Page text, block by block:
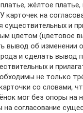
жёлтое платье,
карточек на
существительных и
цветом (цветовое
вывод об изменении
и сделать вывод
и
не только
со словами,
мог без опоры на
на согласование